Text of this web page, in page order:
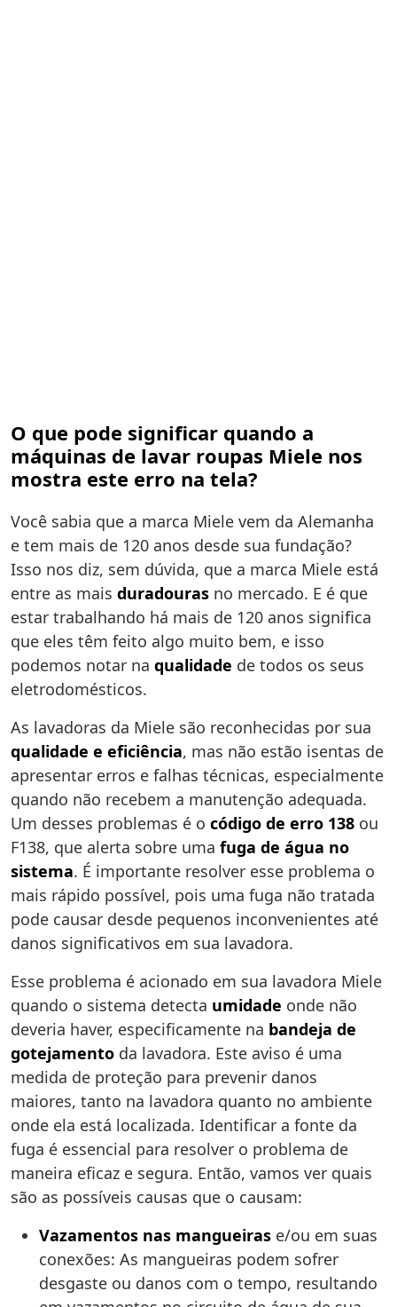
O que pode significar quando a
máquinas de lavar roupas Miele nos
mostra este erro na tela?
Você sabia que a marca Miele vem da Alemanha
e tem mais de 120 anos desde sua fundação?
Isso nos diz, sem dúvida, que a marca Miele está
entre as mais duradouras no mercado. E é que
estar trabalhando há mais de 120 anos significa
que eles têm feito algo muito bem, e isso
podemos notar na qualidade de todos os seus
eletrodomésticos.
As lavadoras da Miele são reconhecidas por sua
qualidade e eficiência, mas não estão isentas de
apresentar erros e falhas técnicas, especialmente
quando não recebem a manutenção adequada.
Um desses problemas é o código de erro 138 ou
F138, que alerta sobre uma fuga de água no
sistema. É importante resolver esse problema o
mais rápido possível, pois uma fuga não tratada
pode causar desde pequenos inconvenientes até
danos significativos em sua lavadora.
Esse problema é acionado em sua lavadora Miele
quando o sistema detecta umidade onde não
deveria haver, especificamente na bandeja de
gotejamento da lavadora. Este aviso é uma
medida de proteção para prevenir danos
maiores, tanto na lavadora quanto no ambiente
onde ela está localizada. Identificar a fonte da
fuga é essencial para resolver o problema de
maneira eficaz e segura. Então, vamos ver quais
são as possíveis causas que o causam:
Vazamentos nas mangueiras e/ou em suas
conexões: As mangueiras podem sofrer
desgaste ou danos com o tempo, resultando